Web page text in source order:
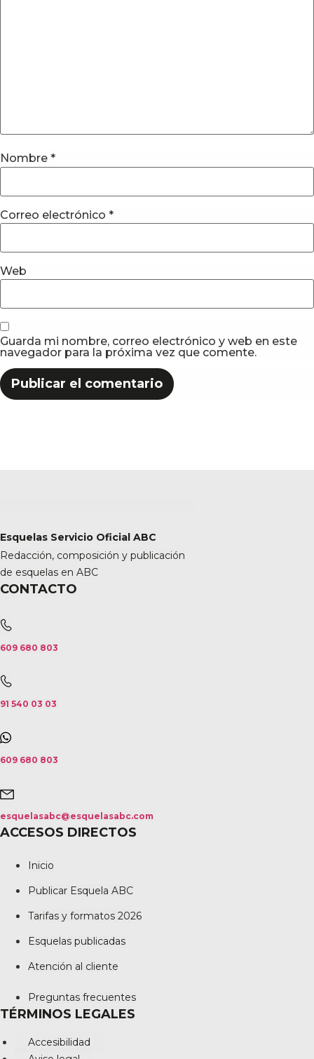
Nombre *
Correo electrónico *
Web
Guarda mi nombre, correo electrónico y web en este
navegador para la próxima vez que comente.
Esquelas Servicio Oficial ABC
Redacción, composición y publicación
de esquelas en ABC
CONTACTO
609 680 803
91 540 03 03
609 680 803
esquelasabc@esquelasabc.com
ACCESOS DIRECTOS
Inicio
Publicar Esquela ABC
Tarifas y formatos 2026
Esquelas publicadas
Atención al cliente
Preguntas frecuentes
TÉRMINOS LEGALES
Accesibilidad